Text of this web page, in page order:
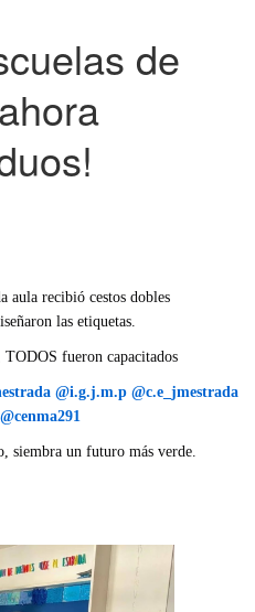
de
aula recibió cestos dobles
las etiquetas.
TODOS fueron capacitados
@i.g.j.m.p @c.e_jmestrada
@cenma291
siembra un futuro más verde.